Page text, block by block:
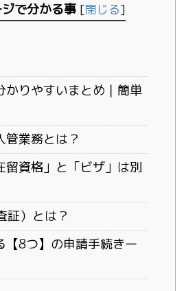
で分かる事 [閉じる]
かりやすいまとめ｜簡単
管業務とは？
留資格」と「ビザ」は別
証）とは？
【8つ】の申請手続きー